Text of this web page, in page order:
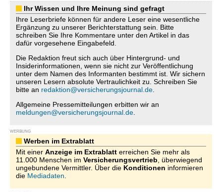
Ihr Wissen und Ihre Meinung sind gefragt
Ihre Leserbriefe können für andere Leser eine wesentliche
Ergänzung zu unserer Berichterstattung sein. Bitte
schreiben Sie Ihre Kommentare unter den Artikel in das
dafür vorgesehene Eingabefeld.
Die Redaktion freut sich auch über Hintergrund- und
Insiderinformationen, wenn sie nicht zur Veröffentlichung
unter dem Namen des Informanten bestimmt ist. Wir sichern
unseren Lesern absolute Vertraulichkeit zu. Schreiben Sie
bitte an redaktion@versicherungsjournal.de
Allgemeine Pressemitteilungen erbitten wir an
meldungen@versicherungsjournal.de
WERBUNG
Werben im Extrablatt
Mit einer Anzeige im Extrablatt erreichen Sie mehr als
11.000 Menschen im Versicherungsvertrieb , überwiegend
ungebundene Vermittler. Über die Konditionen informieren
die Mediadaten